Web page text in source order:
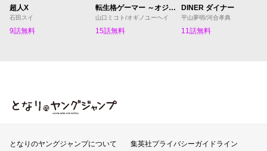
超人X
石田スイ
9話無料
転生格ゲーマー ～オジでも勝てる異世界攻略～
山口ミコト/オギノユーヘイ
15話無料
DINER ダイナー
平山夢明/河合孝典
11話無料
となりのヤングジャンプ
となりのヤングジャンプについて
集英社プライバシーガイドライン